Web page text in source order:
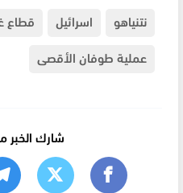
نتنياهو اسرائيل قطاع
عملية طوفان الأقصى
شارك الخبر